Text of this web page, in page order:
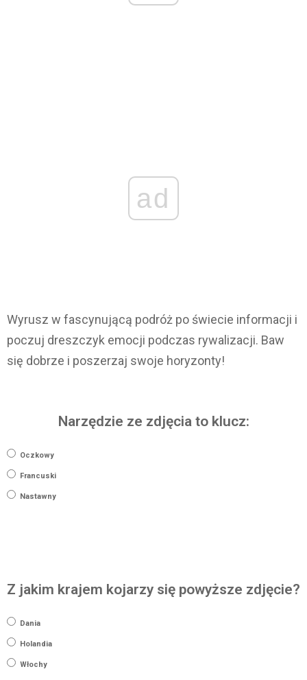
ad
Wyrusz w fascynującą podróż po świecie informacji i
poczuj dreszczyk emocji podczas rywalizacji. Baw
się dobrze i poszerzaj swoje horyzonty!
Narzędzie ze zdjęcia to klucz:
Oczkowy
Francuski
Nastawny
Z jakim krajem kojarzy się powyższe zdjęcie?
Dania
Holandia
Włochy